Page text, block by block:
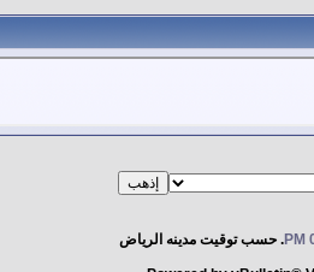
. حسب توقيت مدينه الرياض